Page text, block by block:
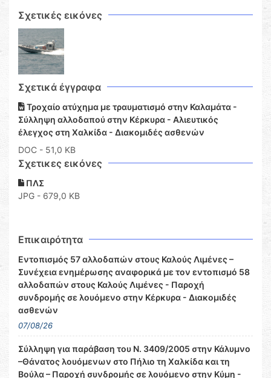
Σχετικές εικόνες
Σχετικά έγγραφα
Τροχαίο ατύχημα με τραυματισμό στην Καλαμάτα -
Σύλληψη αλλοδαπού στην Κέρκυρα - Αλιευτικός
έλεγχος στη Χαλκίδα - Διακομιδές ασθενών
DOC - 51,0 KB
Σχετικες εικόνες
ΠΛΣ
JPG - 679,0 KB
Επικαιρότητα
Εντοπισμός 57 αλλοδαπών στους Καλούς Λιμένες –
Συνέχεια ενημέρωσης αναφορικά με τον εντοπισμό 58
αλλοδαπών στους Καλούς Λιμένες - Παροχή
συνδρομής σε λουόμενο στην Κέρκυρα - Διακομιδές
ασθενών
07/08/26
Σύλληψη για παράβαση του Ν. 3409/2005 στην Κάλυμνο
–Θάνατος λουόμενων στο Πήλιο τη Χαλκίδα και τη
Βούλα – Παροχή συνδρομής σε λουόμενο στην Κύμη -